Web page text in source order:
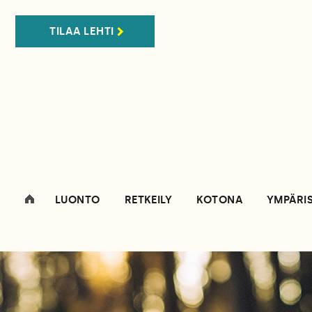
TILAA LEHTI
LUONTO RETKEILY KOTONA